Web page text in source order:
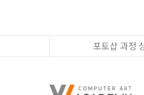
포토샵 과정